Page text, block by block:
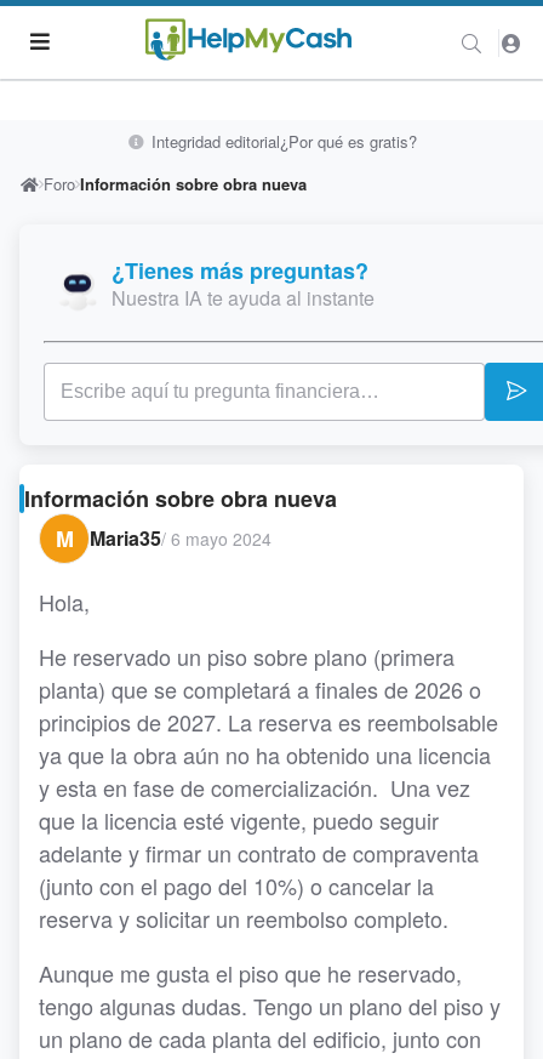
Integridad editorial¿Por qué es gratis?
Foro Información sobre obra nueva
¿Tienes más preguntas?
Nuestra IA te ayuda al instante
Información sobre obra nueva
M
Maria35/ 6 mayo 2024
Hola,
He reservado un piso sobre plano (primera
planta) que se completará a finales de 2026 o
principios de 2027. La reserva es reembolsable
ya que la obra aún no ha obtenido una licencia
y esta en fase de comercialización. Una vez
que la licencia esté vigente, puedo seguir
adelante y firmar un contrato de compraventa
(junto con el pago del 10%) o cancelar la
reserva y solicitar un reembolso completo.
Aunque me gusta el piso que he reservado,
tengo algunas dudas. Tengo un plano del piso y
un plano de cada planta del edificio, junto con